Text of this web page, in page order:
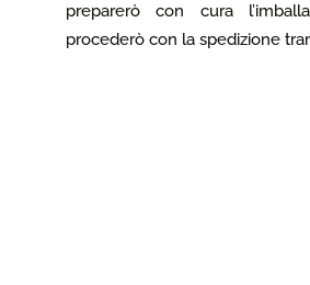
preparerò con cura
procederò con la spedizione